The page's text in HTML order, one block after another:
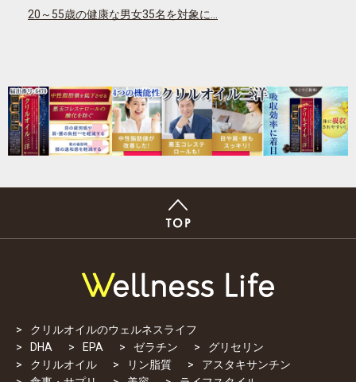
20～55歳の健康な男女35名を対象に…
クリルオイルのウェルネスライフ
DHA
EPA ゼラチン
グリセリン
クリルオイル
リン脂質
アスタキサンチン